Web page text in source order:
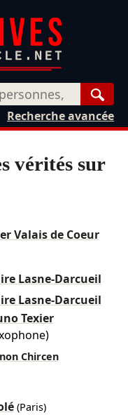
Recherche avancée
vérités sur
Valais de Coeur
Lasne-Darcueil
Lasne-Darcueil
Texier
Chircen
(Paris)